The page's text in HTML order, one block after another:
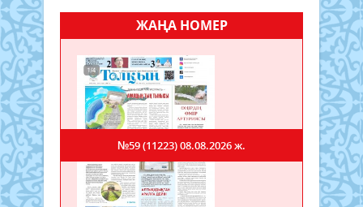
ЖАҢА НОМЕР
№59 (11223)08.08.2026 ж.